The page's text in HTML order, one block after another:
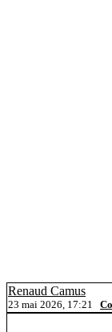
Renaud Camus
23 mai 2026, 17:21